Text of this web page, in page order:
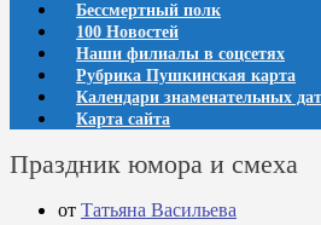
Бессмертный полк
100 Новостей
Наши филиалы в соцсетях
Рубрика Пушкинская карта
Календари знаменательных дат
Карта сайта
Праздник юмора и смеха
от Татьяна Васильева